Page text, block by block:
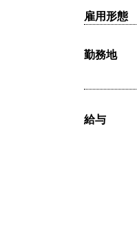
雇用形態
勤務地
給与